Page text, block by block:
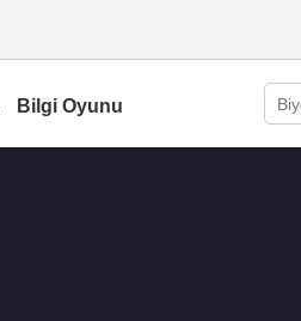
Bilgi Oyunu